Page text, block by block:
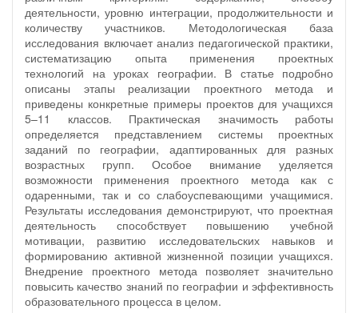
деятельности, уровню интеграции, продолжительности и
количеству участников. Методологическая база
исследования включает анализ педагогической практики,
систематизацию опыта применения проектных
технологий на уроках географии. В статье подробно
описаны этапы реализации проектного метода и
приведены конкретные примеры проектов для учащихся
5–11 классов. Практическая значимость работы
определяется представлением системы проектных
заданий по географии, адаптированных для разных
возрастных групп. Особое внимание уделяется
возможности применения проектного метода как с
одаренными, так и со слабоуспевающими учащимися.
Результаты исследования демонстрируют, что проектная
деятельность способствует повышению учебной
мотивации, развитию исследовательских навыков и
формированию активной жизненной позиции учащихся.
Внедрение проектного метода позволяет значительно
повысить качество знаний по географии и эффективность
образовательного процесса в целом.